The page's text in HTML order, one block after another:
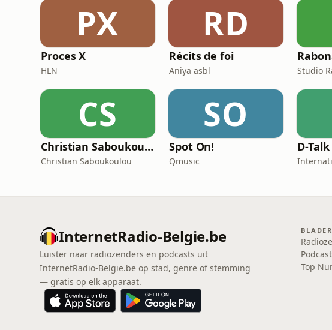
PX
Proces X
HLN
RD
Récits de foi
Aniya asbl Studio
CS
Christian Saboukoulou
Christian Saboukoulou
SO
Spot On!
Qmusic
D-Talk
InternetRadio-Belgie.be
Luister naar radiozenders en podcasts uit
InternetRadio-Belgie.be op stad, genre of stemming
— gratis op elk apparaat.
Top